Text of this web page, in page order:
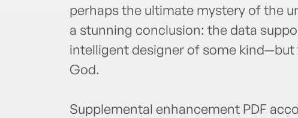
perhaps the ultimate mystery of the
a stunning conclusion: the data
intelligent designer of some
God.
Supplemental enhancement PDF